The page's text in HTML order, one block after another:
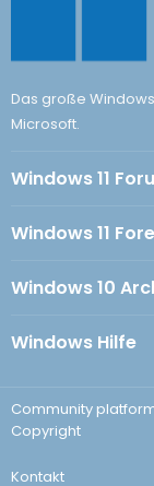
Das große Windows
Microsoft.
Windows 11
Windows 11
Windows 10
Windows Hilfe
Community
Copyright
Kontakt